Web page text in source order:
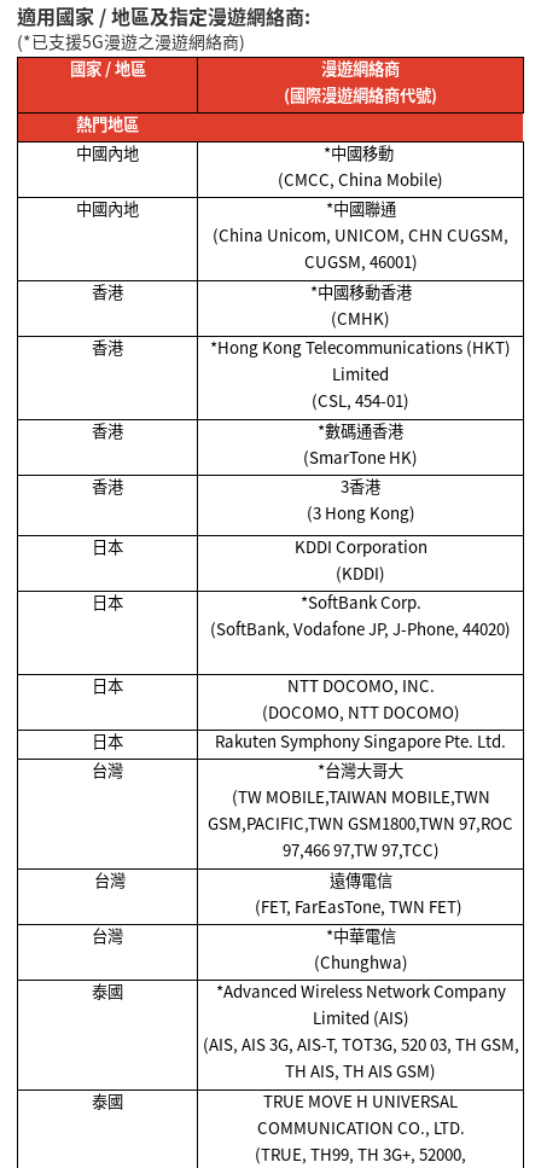
適用國家 / 地區及指定漫遊網絡商:
(*已支援5G漫遊之漫遊網絡商)
國家/地區
漫遊網絡商
(國際漫遊網絡商代號)
熱門地區
中國內地
*中國移動
(CMCC, China Mobile)
中國內地
*中國聯通
(China Unicom, UNICOM, CHN CUGSM,
CUGSM, 46001)
香港
*中國移動香港
(CMHK)
香港
*Hong Kong Telecommunications (HKT)
Limited
(CSL, 454-01)
香港
*數碼通香港
(SmarTone HK)
香港
3香港
(3 Hong Kong)
日本
KDDI Corporation
(KDDI)
日本
*SoftBank Corp.
(SoftBank, Vodafone JP, J-Phone, 44020)
日本
NTT DOCOMO, INC.
(DOCOMO, NTT DOCOMO)
日本
Rakuten Symphony Singapore Pte. Ltd.
台灣
*台灣大哥大
(TW MOBILE,TAIWAN MOBILE,TWN
GSM,PACIFIC,TWN GSM1800,TWN 97,ROC
97,466 97,TW 97,TCC)
台灣
遠傳電信
(FET, FarEasTone, TWN FET)
台灣
*中華電信
(Chunghwa)
泰國
*Advanced Wireless Network Company
Limited (AIS)
(AIS, AIS 3G, AIS-T, TOT3G, 520 03, TH GSM,
TH AIS, TH AIS GSM)
泰國
TRUE MOVE H UNIVERSAL
COMMUNICATION CO., LTD.
(TRUE, TH99, TH 3G+, 52000,